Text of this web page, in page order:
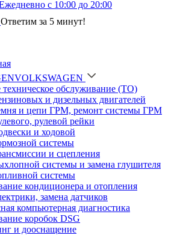
с 10:00 до 20:00
Ответим за 5 минут!
VOLKSWAGEN
обслуживание (ТО)
и дизельных двигателей
и цепи ГРМ, ремонт системы ГРМ
рулевой рейки
и ходовой
системы
и сцепления
системы и замена глушителя
системы
кондиционера и отопления
замена датчиков
компьютерная диагностика
коробок DSG
и дооснащение